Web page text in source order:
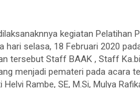
kegiatan Pelatihan
hari selasa, 18 Februari 2020
tersebut Staff BAAK , Staff
menjadi pemateri pada acara
Rambe, SE, M.Si, Mulya